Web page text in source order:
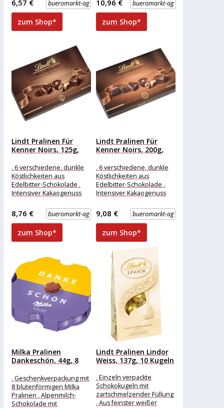
Eigenschaft: ohne Alkohol
Ausführung:
bueromarkt-ag
6,57 €
zum Shop*
weitere
Produktinformationen:
Inhalt:
bueromarkt-ag
10,96 €
zum Shop*
Lindt Pralinen Für
Kenner Noirs, 125g,
. 6 verschiedene, dunkle
Köstlichkeiten aus
Edelbitter-Schokolade .
Intensiver Kakaogenuss
Krokantspezialitäten
Merkmale: Eigenschaft:
ohne Alkohol Ausführung:
bueromarkt-ag
8,76 €
zum Shop*
Lindt Pralinen Für
Kenner Noirs, 200g,
. 6 verschiedene, dunkle
Köstlichkeiten aus
Edelbitter-Schokolade .
Intensiver Kakaogenuss
Krokantspezialitäten
Merkmale: Eigenschaft:
ohne Alkohol Ausführung:
bueromarkt-ag
9,08 €
zum Shop*
Milka Pralinen
Dankeschön, 44g, 8
. Geschenkverpackung mit
8 blütenförmigen Milka
Pralinen . Alpenmilch-
Schokolade mit
Lindt Pralinen Lindor
Weiss, 137g, 10 Kugeln
. Einzeln verpackte
Schokokugeln mit
zartschmelzender Füllung
. Aus feinster weißer